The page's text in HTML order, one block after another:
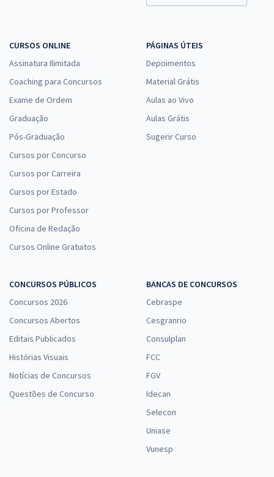
CURSOS ONLINE
Assinatura Ilimitada
Coaching para Concursos
Exame de Ordem
Graduação
Pós-Graduação
Cursos por Concurso
Cursos por Carreira
Cursos por Estado
Cursos por Professor
Oficina de Redação
Cursos Online Gratuitos
PÁGINAS ÚTEIS
Depoimentos
Material Grátis
Aulas ao Vivo
Aulas Grátis
Sugerir Curso
CONCURSOS PÚBLICOS
Concursos 2026
Concursos Abertos
Editais Publicados
Histórias Visuais
Notícias de Concursos
Questões de Concurso
BANCAS DE CONCURSOS
Cebraspe
Cesgranrio
Consulplan
FCC
FGV
Idecan
Selecon
Uniase
Vunesp